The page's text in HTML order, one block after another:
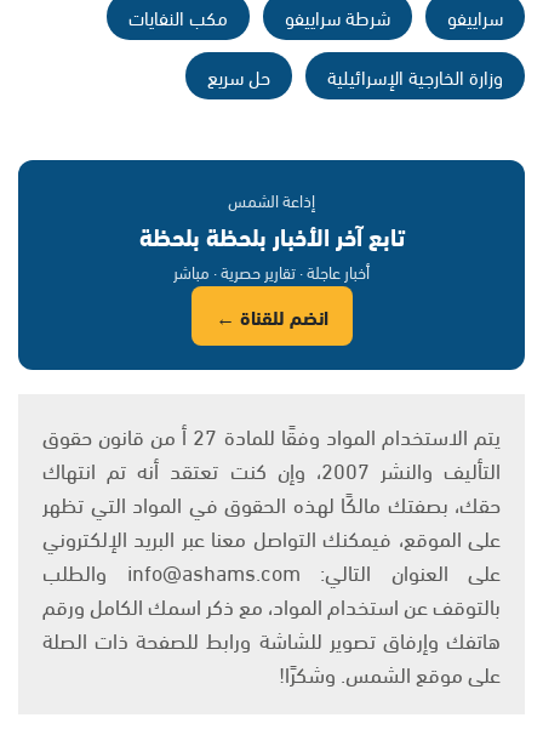
سراييفو شرطة سراييفو
مكب النفايات
وزارة الخارجية الإسرائيلية
حل سريع
إذاعة الشمس
تابع آخر الأخبار بلحظة بلحظة
أخبار عاجلة · تقارير حصرية · مباشر
انضم للقناة ←
يتم الاستخدام المواد وفقًا للمادة 27 أ من قانون حقوق
التأليف والنشر 2007، وإن كنت تعتقد أنه تم انتهاك
حقك، بصفتك مالكًا لهذه الحقوق في المواد التي تظهر
على الموقع، فيمكنك التواصل معنا عبر البريد الإلكتروني
على العنوان التالي: info@ashams.com والطلب
بالتوقف عن استخدام المواد، مع ذكر اسمك الكامل ورقم
هاتفك وإرفاق تصوير للشاشة ورابط للصفحة ذات الصلة
على موقع الشمس. وشكرًا!